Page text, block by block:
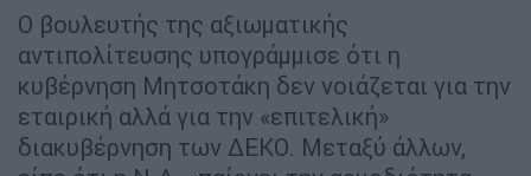
Ο βουλευτής της αξιωματικής
αντιπολίτευσης υπογράμμισε ότι η
κυβέρνηση Μητσοτάκη δεν νοιάζεται για την
εταιρική αλλά για την «επιτελική»
διακυβέρνηση των ΔΕΚΟ. Μεταξύ άλλων,